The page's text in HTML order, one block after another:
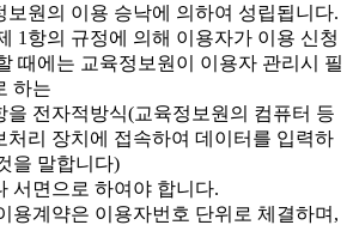
보원의 이용 승낙에 의하여 성립됩니다.
1항의 규정에 의해 이용자가 이용 신청
때에는 교육정보원이 이용자 관리시 필
하는
을 전자적방식(교육정보원의 컴퓨터 등
처리 장치에 접속하여 데이터를 입력하
을 말합니다)
서면으로 하여야 합니다.
용계약은 이용자번호 단위로 체결하며,